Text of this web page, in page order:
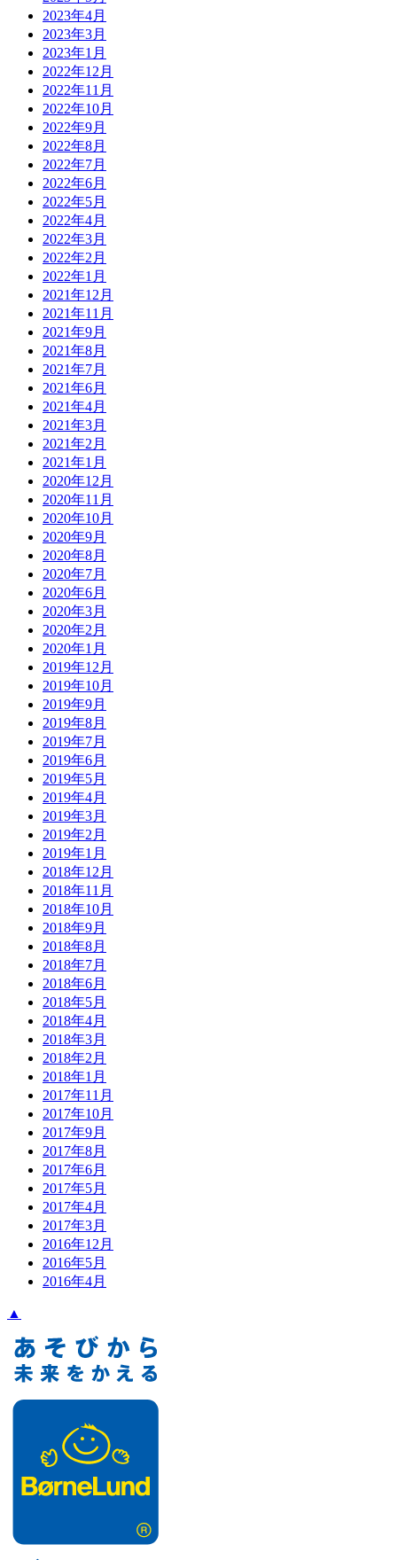
2023年4月
2023年3月
2023年1月
2022年12月
2022年11月
2022年10月
2022年9月
2022年8月
2022年7月
2022年6月
2022年5月
2022年4月
2022年3月
2022年2月
2022年1月
2021年12月
2021年11月
2021年9月
2021年8月
2021年7月
2021年6月
2021年4月
2021年3月
2021年2月
2021年1月
2020年12月
2020年11月
2020年10月
2020年9月
2020年8月
2020年7月
2020年6月
2020年3月
2020年2月
2020年1月
2019年12月
2019年10月
2019年9月
2019年8月
2019年7月
2019年6月
2019年5月
2019年4月
2019年3月
2019年2月
2019年1月
2018年12月
2018年11月
2018年10月
2018年9月
2018年8月
2018年7月
2018年6月
2018年5月
2018年4月
2018年3月
2018年2月
2018年1月
2017年11月
2017年10月
2017年9月
2017年8月
2017年6月
2017年5月
2017年4月
2017年3月
2016年12月
2016年5月
2016年4月
▲